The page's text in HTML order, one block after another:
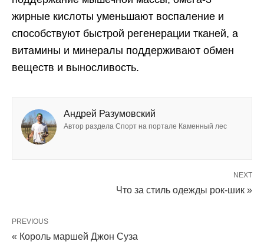
жирные кислоты уменьшают воспаление и
способствуют быстрой регенерации тканей, а
витамины и минералы поддерживают обмен
веществ и выносливость.
Андрей Разумовский
Автор раздела Спорт на портале Каменный лес
NEXT
Что за стиль одежды рок-шик »
PREVIOUS
« Король маршей Джон Суза